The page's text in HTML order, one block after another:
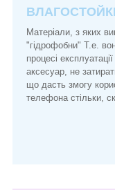
Матеріали, з яких
"гідрофобни" Т.е.
процесі
аксесуар, не
що дасть змогу
телефона стільки,